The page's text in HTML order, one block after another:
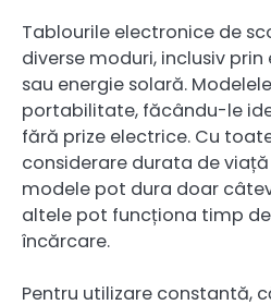
Tablourile electronice de
diverse moduri, inclusiv
sau energie solară.
portabilitate, făcându-le
fără prize electrice. Cu
considerare durata de
modele pot dura doar
altele pot funcționa timp
încărcare.
Pentru utilizare constantă,